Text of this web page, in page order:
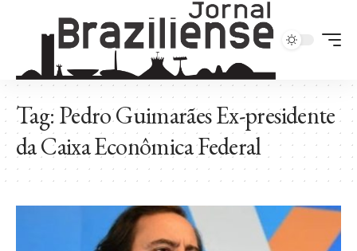
Tag:Pedro Guimarães Ex-presidente
da Caixa Econômica Federal